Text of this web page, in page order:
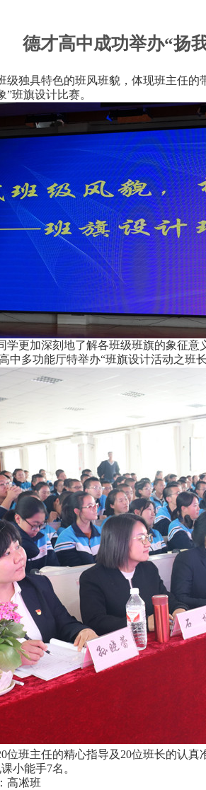
德才高中成功举办“扬
级独具特色的班风班貌，体现班主任
”班旗设计比赛。
学更加深刻地了解各班级班旗的象征
中多功能厅特举办“班旗设计活动之班
班主任的精心指导及20位班长的认真
小能手7名。
高凇班